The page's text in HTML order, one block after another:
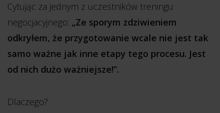
Cytując za jednym z uczestników treningu
negocjacyjnego: „Ze sporym zdziwieniem
odkryłem, że przygotowanie wcale nie jest tak
samo ważne jak inne etapy tego procesu. Jest
od nich dużo ważniejsze!”.
Dlaczego?